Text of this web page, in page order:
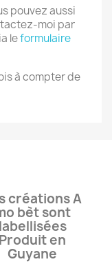
pouvez aussi
moi par
leformulaire
à compter de
créations A
bèt sont
labellisées
Produit en
Guyane